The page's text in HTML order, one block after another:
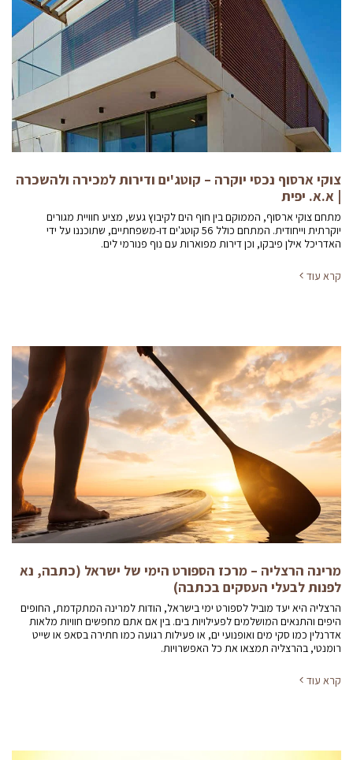
צוקי ארסוף נכסי יוקרה – קוטג'ים ודירות למכירה ולהשכרה
| א.א. יפית
מתחם צוקי ארסוף, הממוקם בין חוף הים לקיבוץ געש, מציע חוויית מגורים
יוקרתית וייחודית. המתחם כולל 56 קוטג'ים דו-משפחתיים, שתוכננו על ידי
האדריכל אילן פיבקו, וכן דירות מפוארות עם נוף פנורמי לים.
קרא עוד
מרינה הרצליה – מרכז הספורט הימי של ישראל (כתבה, נא
לפנות לבעלי העסקים בכתבה)
הרצליה היא יעד מוביל לספורט ימי בישראל, הודות למרינה המתקדמת, החופים
היפים והתנאים המושלמים לפעילויות בים. בין אם אתם מחפשים חוויות מלאות
אדרנלין כמו סקי מים ואופנועי ים, או פעילות רגועה כמו חתירה בסאפ או שייט
רומנטי, בהרצליה תמצאו את כל האפשרויות.
קרא עוד